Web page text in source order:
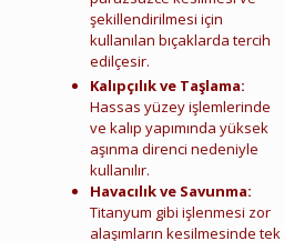
şekillendirilmesi için
kullanılan bıçaklarda tercih
edilçesir.
Kalıpçılık ve Taşlama:
Hassas yüzey işlemlerinde
ve kalıp yapımında yüksek
aşınma direnci nedeniyle
kullanılır.
Havacılık ve Savunma:
Titanyum gibi işlenmesi zor
alaşımların kesilmesinde tek